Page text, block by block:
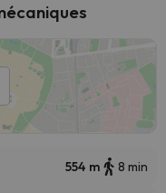
554 m 8 min